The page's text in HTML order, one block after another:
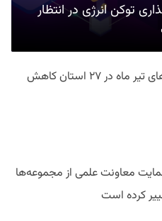
توکن انرژی در انتظار
گزارش شاپرک: تعداد تراکنش‌های تیر ماه در ۲۷ استان‌ کاهش
معاونت علمی از مجموعه‌ها
کرده است